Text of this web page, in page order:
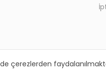
çerezlerden
Saklıdır.